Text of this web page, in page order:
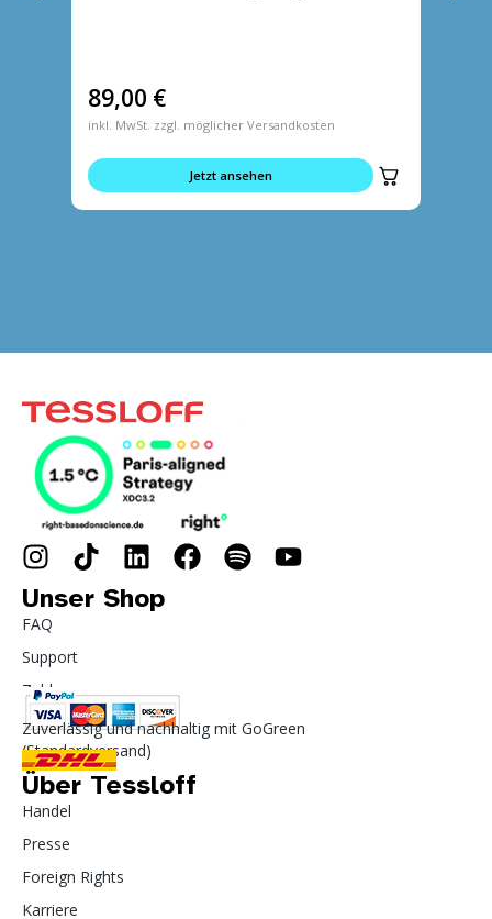
89,00 €
inkl. MwSt. zzgl. möglicher Versandkosten
Jetzt ansehen
Unser Shop
FAQ
Support
Zahlung
Zuverlässig und nachhaltig mit GoGreen
(Standardversand)
Über Tessloff
Handel
Presse
Foreign Rights
Karriere